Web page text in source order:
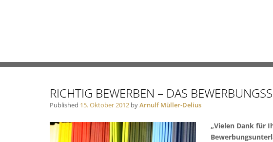
RICHTIG BEWERBEN – DAS
Published 15. Oktober 2012 byArnulf Müller-Delius
„Vielen Dank für